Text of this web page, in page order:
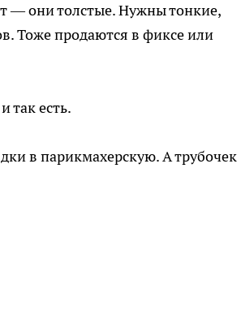
— они толстые. Нужны тонкие,
Тоже продаются в фиксе или
так есть.
в парикмахерскую. А трубочек